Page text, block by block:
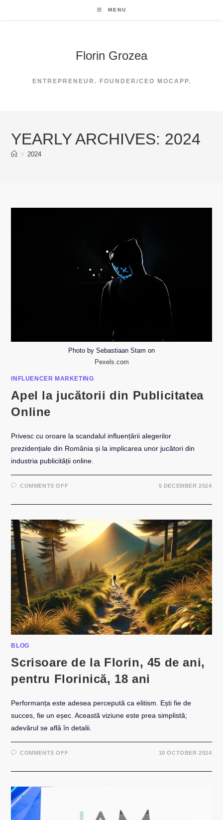
MENU
Florin Grozea
ENTREPRENEUR. FOUNDER/CEO MOCAPP.
YEARLY ARCHIVES: 2024
> 2024
Photo by Sebastiaan Stam on
Pexels.com
INFLUENCER MARKETING
Apel la jucătorii din Publicitatea
Online
Privesc cu oroare la scandalul influențării alegerilor
prezidențiale din România și la implicarea unor jucători din
industria publicității online.
COMMENTS OFFON
JUCĂTORII
PUBLICITATEA
ONLINE
5 DECEMBER 2024
BLOG
Scrisoare de la Florin, 45 de ani,
pentru Florinică, 18 ani
Performanța este adesea percepută ca elitism. Ești fie de
succes, fie un eșec. Această viziune este prea simplistă;
adevărul se află în detalii.
COMMENTS OFFON
LA
FLORINICĂ,
10 OCTOBER 2024